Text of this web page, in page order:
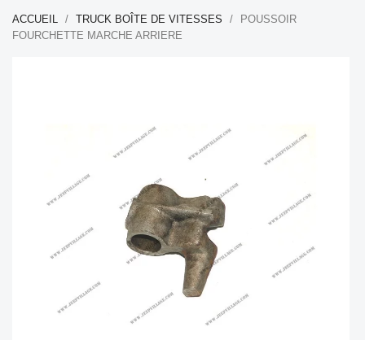
ACCUEIL TRUCK BOÎTE DE VITESSES
POUSSOIR
FOURCHETTE MARCHE ARRIERE